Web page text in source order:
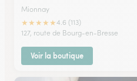
Mionnay
★★★★★4.6 (113)
127, route de Bourg-en-Bresse
Voir la boutique